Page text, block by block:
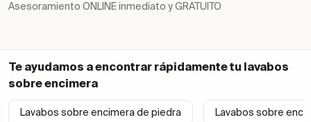
Asesoramiento ONLINE inmediato y GRATUITO
Te ayudamos a encontrar rápidamente tu lavabos
sobre encimera
Lavabos sobre encimera de piedra Lavabos sobre